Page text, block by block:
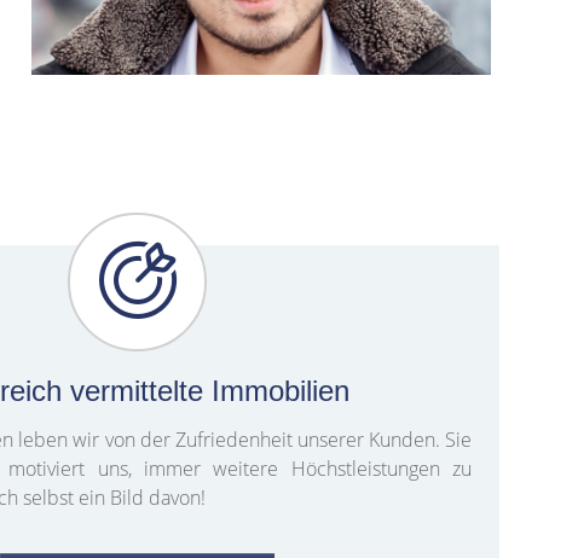
vermittelte Immobilien
leben wir von der Zufriedenheit unserer Kunden. Sie
uns, immer weitere Höchstleistungen zu
selbst ein Bild davon!